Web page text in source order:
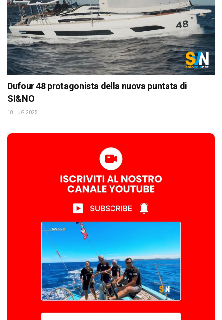
Dufour 48 protagonista della nuova puntata di
SI&NO
18 LUG 2025